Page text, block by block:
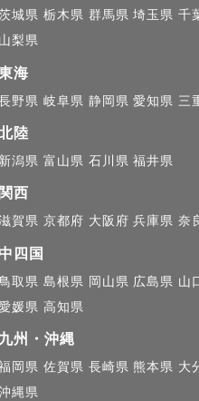
》
国で撮影をしております
応可能ですので一度ご相談
円を超える場合、追加で
。ご了承ください。
ついて》
△や×の日でも対応可能な
限らず不明点がございま
城県 栃木県 群馬県 埼玉県 千
山梨県
海
野県 岐阜県 静岡県 愛知県 三
陸
新潟県 富山県 石川県 福井県
関西
賀県 京都府 大阪府 兵庫県 奈
中四国
鳥取県 島根県 岡山県 広島県 山
媛県 高知県
九州・沖縄
岡県 佐賀県 長崎県 熊本県 大
縄県